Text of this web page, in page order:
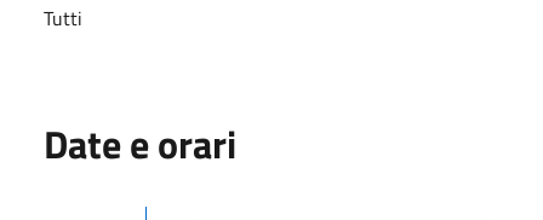
Tutti
Date e orari